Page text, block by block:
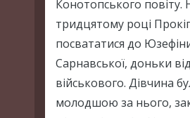
Конотопського повіту.
тридцятому році
посвататися до
Сарнавської, доньки
військового. Дівчина
молодшою за нього,